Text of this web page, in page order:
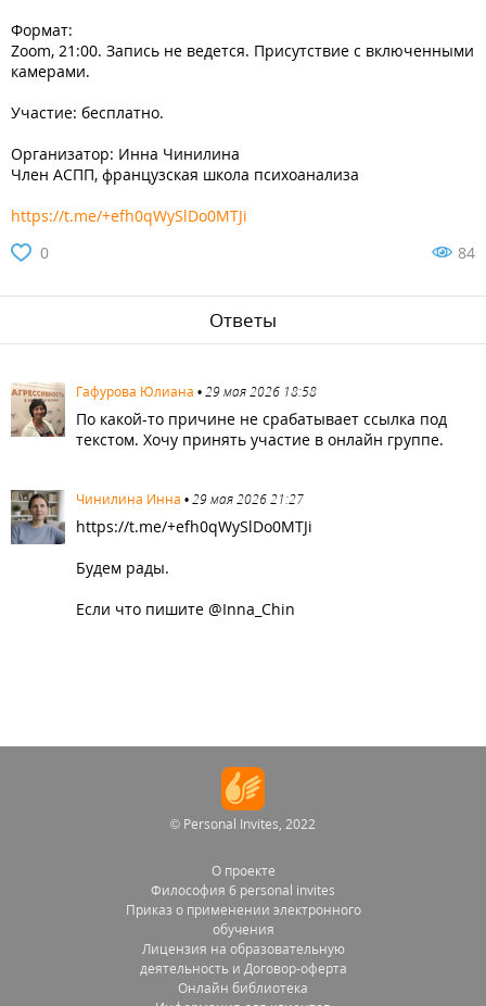
Формат:
Zoom, 21:00. Запись не ведется. Присутствие с включенными
камерами.
Участие: бесплатно.
Организатор: Инна Чинилина
Член АСПП, французская школа психоанализа
https://t.me/+efh0qWySlDo0MTJi
0
84
Ответы
2100 Гафурова Юлиана •29 мая 2026 18:58
По какой-то причине не срабатывает ссылка под
текстом. Хочу принять участие в онлайн группе.
2101 Чинилина Инна •29 мая 2026 21:27
https://t.me/+efh0qWySlDo0MTJi
Будем рады.
Если что пишите @Inna_Chin
© Personal Invites, 2022
О проекте
Философия 6 personal invites
Приказ о применении электронного
обучения
Лицензия на образовательную
деятельность и Договор-оферта
Онлайн библиотека